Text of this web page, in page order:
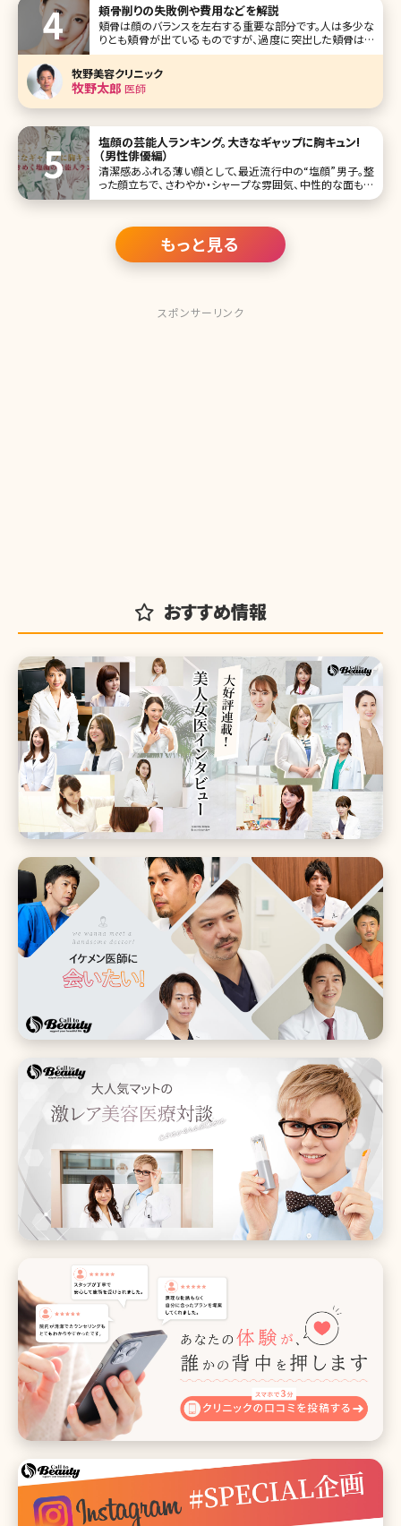
頬骨削りの失敗例や費用などを解説
頬骨は顔のバランスを左右する重要な部分です。人は多少な
りとも頬骨が出ているものですが、過度に突出した頬骨はバ
ランスを悪くするだけでなく、顔を大きく見せてしまう原因に
もなります。しかし骨の手術は大がかりでリスクが伴うことも
あり、なかなか手術に踏み切れないという方も多いのではな
いでしょうか。今回は頬骨削
牧野美容クリニック
牧野太郎 医師
塩顔の芸能人ランキング。大きなギャップに胸キュン!
（男性俳優編）
清潔感あふれる薄い顔として、最近流行中の“塩顔”男子。整
った顔立ちで、さわやか・シャープな雰囲気、中性的な面も併
せ持ち、それでいて立ってるだけで色気が横溢する塩顔男子
てあげたいという気持ちを刺激されて、いつのまにか塩顔男
子のペースに!?女もっと見る
スポンサーリンク
おすすめ情報